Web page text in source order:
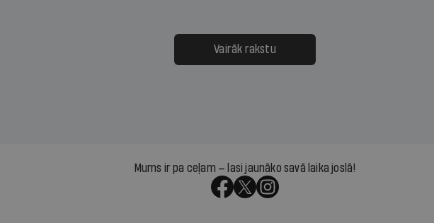
samaksāt augstos procentus,
kas jāpārskaita jau trīs dienas
pirms nākamās sapulces
uzcītīga darba, mammas
atbalsts un drosme turpināt
meteovērojumus arī tad, kad
Vairāk rakstu
Mums ir pa ceļam — lasi jaunāko savā laika joslā!